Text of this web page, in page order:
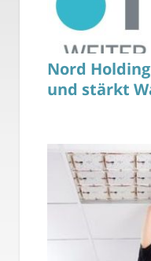
Nord
und stärkt